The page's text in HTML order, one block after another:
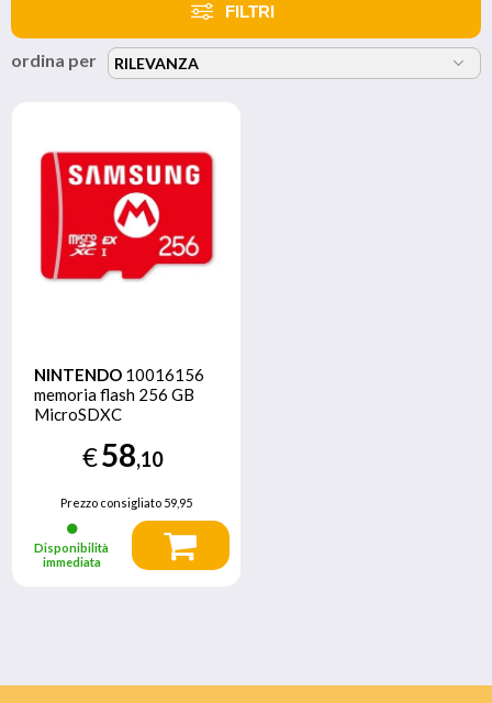
FILTRI
ordina per
NINTENDO 10016156
memoria flash 256 GB
MicroSDXC
€58,10
Prezzo consigliato59,95
Disponibilità
immediata